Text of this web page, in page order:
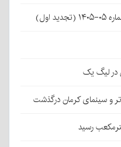
یک
کرمان درگذشت